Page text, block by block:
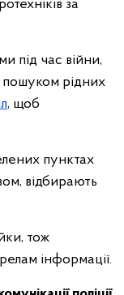
за
під час війни,
пошуком рідних
, щоб
пунктах
відбирають
тож
інформації.